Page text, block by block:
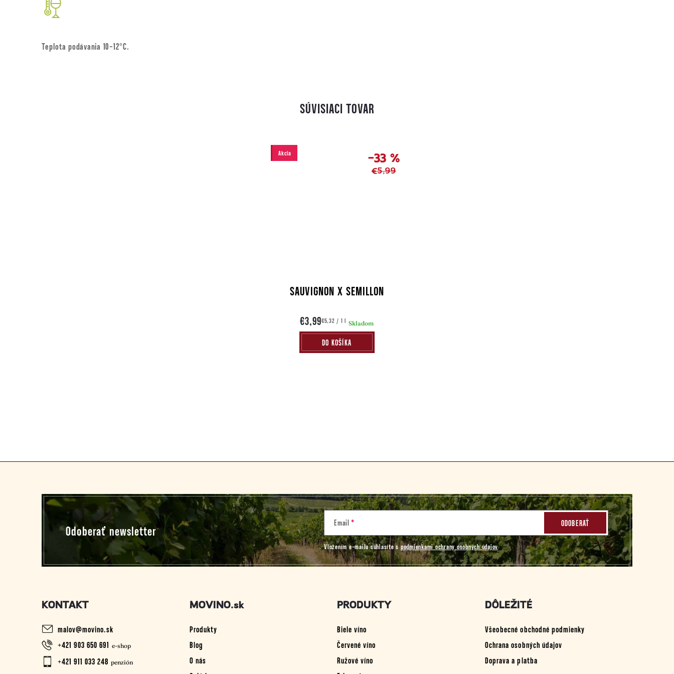
Teplota podávania 10-12°C.
SÚVISIACI TOVAR
Akcia
€5,99
–33 %
SAUVIGNON X SEMILLON
€3,99Jednotková
cena:
€5,32 / 1 l Skladom
DO KOŠÍKA
Odoberať newsletter
Email
Vložením e-mailu súhlasíte spodmienkami ochrany osobných údajov
ODOBERAŤ
KONTAKT
malov@movino.sk
+421 903 650 691
+421 911 033 248
MOVINO.sk
Produkty
Blog
O nás
PRODUKTY
Biele víno
Červené víno
Ružové víno
DÔLEŽITÉ
Všeobecné obchodné podmienky
Ochrana osobných údajov
Doprava a platba